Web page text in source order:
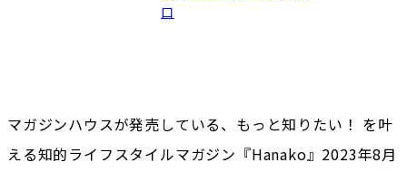
口
マガジンハウスが発売している、もっと知りたい！ を叶
える知的ライフスタイルマガジン『Hanako』2023年8月